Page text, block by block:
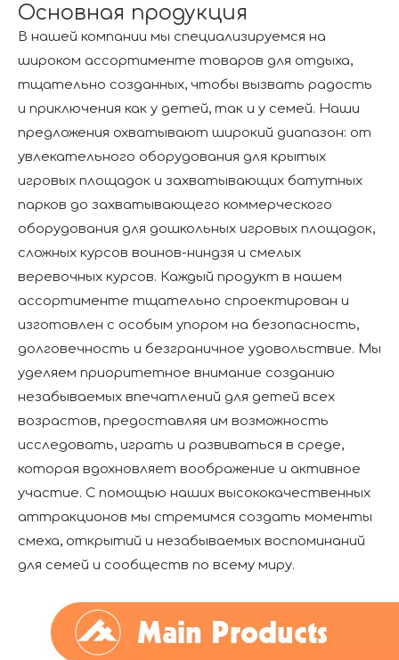
Основная продукция
В нашей компании мы специализируемся на
широком ассортименте товаров для отдыха,
тщательно созданных, чтобы вызвать радость
и приключения как у детей, так и у семей. Наши
предложения охватывают широкий диапазон: от
увлекательного оборудования для крытых
игровых площадок и захватывающих батутных
парков до захватывающего коммерческого
оборудования для дошкольных игровых площадок,
сложных курсов воинов-ниндзя и смелых
веревочных курсов. Каждый продукт в нашем
ассортименте тщательно спроектирован и
изготовлен с особым упором на безопасность,
долговечность и безграничное удовольствие. Мы
уделяем приоритетное внимание созданию
незабываемых впечатлений для детей всех
возрастов, предоставляя им возможность
исследовать, играть и развиваться в среде,
которая вдохновляет воображение и активное
участие. С помощью наших высококачественных
аттракционов мы стремимся создать моменты
смеха, открытий и незабываемых воспоминаний
для семей и сообществ по всему миру.